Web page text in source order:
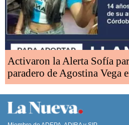
Activaron la Alerta Sofía
paradero de Agostina Vega